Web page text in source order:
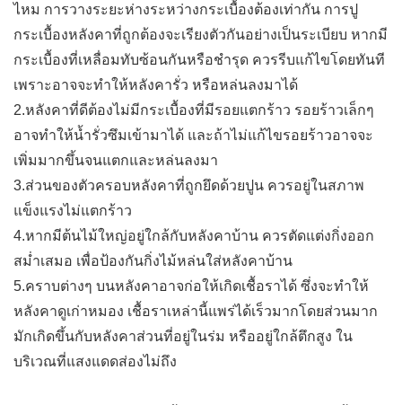
ไหม การวางระยะห่างระหว่างกระเบื้องต้องเท่ากัน การปู
กระเบื้องหลังคาที่ถูกต้องจะเรียงตัวกันอย่างเป็นระเบียบ หากมี
กระเบื้องที่เหลื่อมทับซ้อนกันหรือชำรุด ควรรีบแก้ไขโดยทันที
เพราะอาจจะทำให้หลังคารั่ว หรือหล่นลงมาได้
2.หลังคาที่ดีต้องไม่มีกระเบื้องที่มีรอยแตกร้าว รอยร้าวเล็กๆ
อาจทำให้น้ำรั่วซึมเข้ามาได้ และถ้าไม่แก้ไขรอยร้าวอาจจะ
เพิ่มมากขึ้นจนแตกและหล่นลงมา
3.ส่วนของตัวครอบหลังคาที่ถูกยึดด้วยปูน ควรอยู่ในสภาพ
แข็งแรงไม่แตกร้าว
4.หากมีต้นไม้ใหญ่อยู่ใกล้กับหลังคาบ้าน ควรตัดแต่งกิ่งออก
สม่ำเสมอ เพื่อป้องกันกิ่งไม้หล่นใส่หลังคาบ้าน
5.คราบต่างๆ บนหลังคาอาจก่อให้เกิดเชื้อราได้ ซึ่งจะทำให้
หลังคาดูเก่าหมอง เชื้อราเหล่านี้แพร่ได้เร็วมากโดยส่วนมาก
มักเกิดขึ้นกับหลังคาส่วนที่อยู่ในร่ม หรืออยู่ใกล้ตึกสูง ใน
บริเวณที่แสงแดดส่องไม่ถึง